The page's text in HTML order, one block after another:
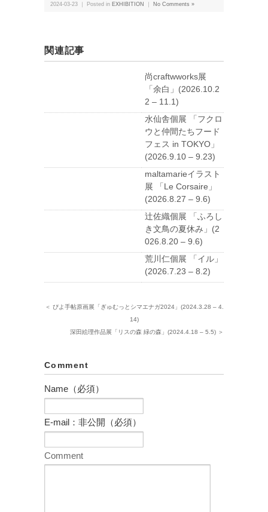
2024-03-23 ｜ Posted in EXHIBITION No Comments »
関連記事
尚craftwworks展
「余白」(2026.10.2
2 – 11.1)
水仙舎個展 「フクロ
ウと仲間たちフード
フェス in TOKYO」
(2026.9.10 – 9.23)
maltamarieイラスト
展 「Le Corsaire」
(2026.8.27 – 9.6)
辻佐織個展 「ふろし
き文鳥の夏休み」(2
026.8.20 – 9.6)
荒川仁個展 「イル」
(2026.7.23 – 8.2)
＜ ぴよ手帖原画展「ぎゅむっとシマエナガ2024」(2024.3.28 – 4.
14)
深田絵理作品展「リスの森 緑の森」(2024.4.18 – 5.5) ＞
Comment
Name（必須）
E-mail：非公開（必須）
Comment